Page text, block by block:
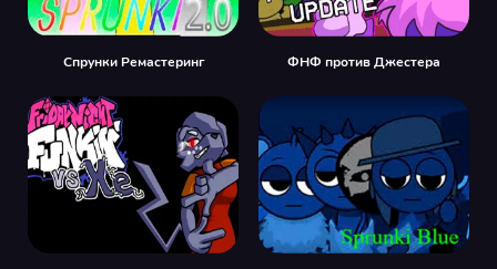
Спрунки Ремастеринг ФНФ против Джестера